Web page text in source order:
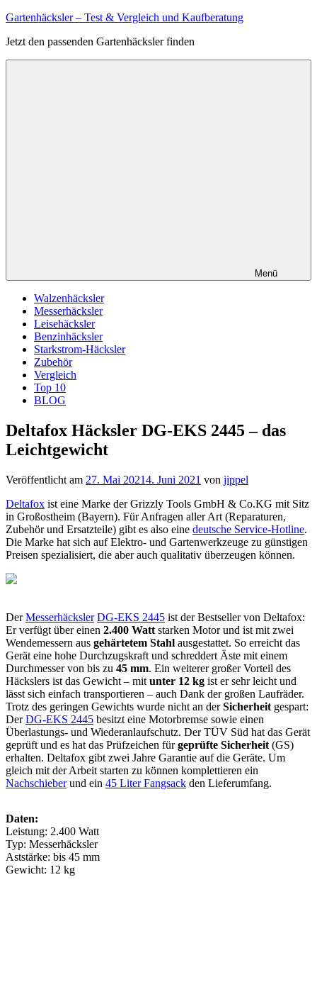
Zum
springen
Gartenhäcksler – Test & Vergleich und Kaufberatung
Jetzt den passenden Gartenhäcksler finden
Menü
Walzenhäcksler
Messerhäcksler
Leisehäcksler
Benzinhäcksler
Starkstrom-Häcksler
Zubehör
Vergleich
Top 10
BLOG
Deltafox Häcksler DG-EKS 2445 – das
Leichtgewicht
Veröffentlicht am 27. Mai 20214. Juni 2021 von jippel
Deltafox ist eine Marke der Grizzly Tools GmbH & Co.KG mit Sitz
in Großostheim (Bayern). Für Anfragen aller Art (Reparaturen,
Zubehör und Ersatzteile) gibt es also eine deutsche Service-Hotline.
Die Marke hat sich auf Elektro- und Gartenwerkzeuge zu günstigen
Preisen spezialisiert, die aber auch qualitativ überzeugen können.
DerMesserhäcksler DG-EKS 2445 ist der Bestseller von Deltafox:
Er verfügt über einen 2.400 Watt starken Motor und ist mit zwei
Wendemessern aus gehärtetem Stahl ausgestattet. So erreicht das
Gerät eine hohe Durchzugskraft und schreddert Äste mit einem
Durchmesser von bis zu 45 mm. Ein weiterer großer Vorteil des
Häckslers ist das Gewicht – mit unter 12 kg ist er sehr leicht und
lässt sich einfach transportieren – auch Dank der großen Laufräder.
Trotz des geringen Gewichts wurde nicht an derSicherheit gespart:
DerDG-EKS 2445 besitzt eine Motorbremse sowie einen
Überlastungs- und Wiederanlaufschutz. Der TÜV Süd hat das Gerät
geprüft und es hat das Prüfzeichen fürgeprüfte Sicherheit (GS)
erhalten. Deltafox gibt zwei Jahre Garantie auf die Geräte. Um
gleich mit der Arbeit starten zu können komplettieren ein
Nachschieberund ein 45 Liter Fangsack den Lieferumfang.
Daten:
Leistung: 2.400 Watt
Typ: Messerhäcksler
Aststärke: bis 45 mm
Gewicht: 12 kg